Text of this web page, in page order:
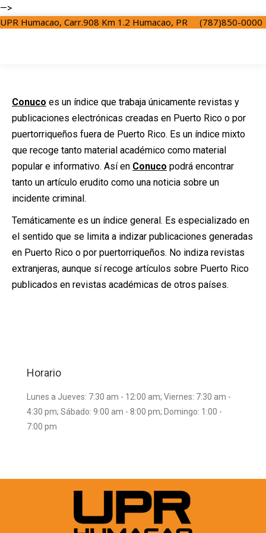
—>
UPR Humacao, Carr.908 Km 1.2 Humacao, PR (787)850-0000
Conuco es un índice que trabaja únicamente revistas y
publicaciones electrónicas creadas en Puerto Rico o por
puertorriqueños fuera de Puerto Rico. Es un índice mixto
que recoge tanto material académico como material
popular e informativo. Así en Conuco podrá encontrar
tanto un artículo erudito como una noticia sobre un
incidente criminal.
Temáticamente es un índice general. Es especializado en
el sentido que se limita a indizar publicaciones generadas
en Puerto Rico o por puertorriqueños. No indiza revistas
extranjeras, aunque sí recoge artículos sobre Puerto Rico
publicados en revistas académicas de otros países.
Horario
Lunes a Jueves: 7:30 am - 12:00 am; Viernes: 7:30 am -
4:30 pm; Sábado: 9:00 am - 8:00 pm; Domingo: 1:00 -
7:00 pm